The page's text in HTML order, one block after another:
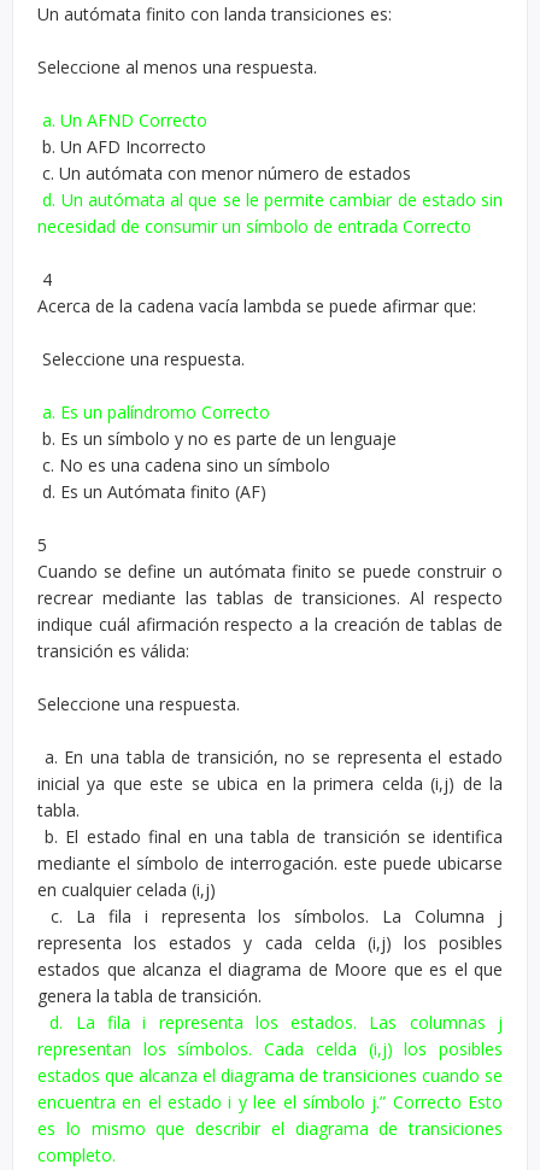
Un autómata finito con landa transiciones es:
Seleccione al menos una respuesta.
a. Un AFND Correcto
b. Un AFD Incorrecto
c. Un autómata con menor número de estados
d. Un autómata al que se le permite cambiar de estado sin
necesidad de consumir un símbolo de entrada Correcto
4
Acerca de la cadena vacía lambda se puede afirmar que:
Seleccione una respuesta.
a. Es un palíndromo Correcto
b. Es un símbolo y no es parte de un lenguaje
c. No es una cadena sino un símbolo
d. Es un Autómata finito (AF)
5
Cuando se define un autómata finito se puede construir o
recrear mediante las tablas de transiciones. Al respecto
indique cuál afirmación respecto a la creación de tablas de
transición es válida:
Seleccione una respuesta.
a. En una tabla de transición, no se representa el estado
inicial ya que este se ubica en la primera celda (i,j) de la
tabla.
b. El estado final en una tabla de transición se identifica
mediante el símbolo de interrogación. este puede ubicarse
en cualquier celada (i,j)
c. La fila i representa los símbolos. La Columna j
representa los estados y cada celda (i,j) los posibles
estados que alcanza el diagrama de Moore que es el que
genera la tabla de transición.
d. La fila i representa los estados. Las columnas j
representan los símbolos. Cada celda (i,j) los posibles
estados que alcanza el diagrama de transiciones cuando se
encuentra en el estado i y lee el símbolo j.” Correcto Esto
es lo mismo que describir el diagrama de transiciones
completo.